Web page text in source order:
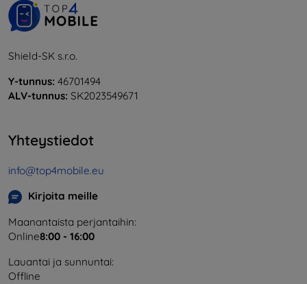
Shield-SK s.r.o.
Y-tunnus: 46701494
ALV-tunnus: SK2023549671
Yhteystiedot
info@top4mobile.eu
Kirjoita meille
Maanantaista perjantaihin:
Online8:00 - 16:00
Lauantai ja sunnuntai:
Offline